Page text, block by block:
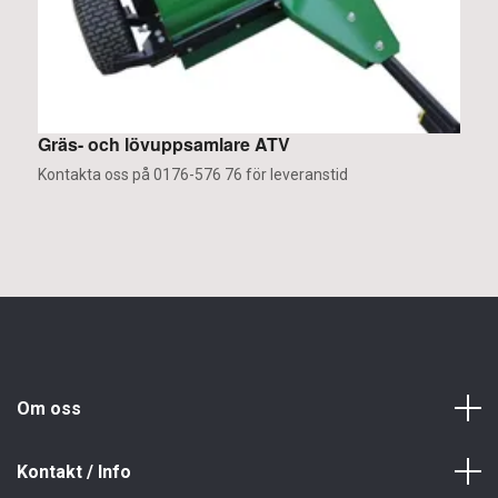
Gräs- och lövuppsamlare ATV
Kontakta oss på 0176-576 76 för leveranstid
Om oss
Kontakt / Info